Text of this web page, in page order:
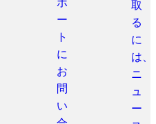
ー
ト
に
お
問
い
取
る
に
は、
ニ
ュ
ー